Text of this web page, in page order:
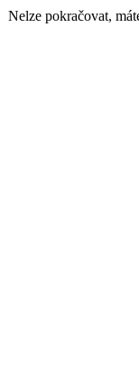
Nelze pokračovat,